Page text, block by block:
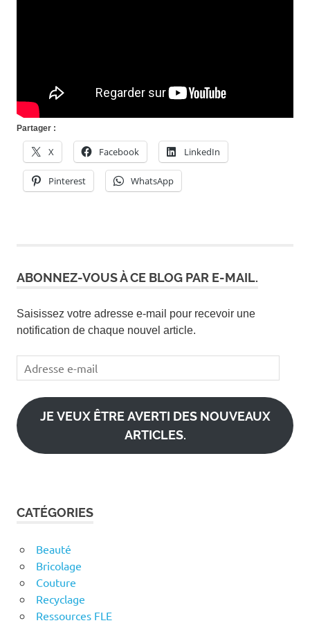
Partager :
X Facebook LinkedIn
Pinterest WhatsApp
ABONNEZ-VOUS À CE BLOG PAR E-MAIL.
Saisissez votre adresse e-mail pour recevoir une
notification de chaque nouvel article.
Adresse
e-
mail
JE VEUX ÊTRE AVERTI DES NOUVEAUX
ARTICLES.
CATÉGORIES
Beauté
Bricolage
Couture
Recyclage
Ressources FLE